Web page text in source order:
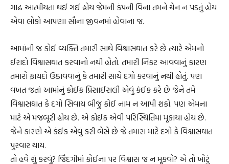
ગાઢ આત્મીયતા થઈ ગઈ હોય જેમની કંપની વિના તમને ચેન ન પડતું હોય
એવા લોકો આપણા સૌના જીવનમાં હોવાના જ.
આમાંની જ કોઈ વ્યક્તિ તમારી સાથે વિશ્વાસઘાત કરે છે ત્યારે એમનો
ઈરાદો વિશ્વાસઘાત કરવાનો નથી હોતો. તમારી નિકટ આવવાનું કારણ
તમારો ફાયદો ઉઠાવવાનું કે તમારી સાથે દગો કરવાનું નથી હોતું. પણ
વખત જતાં આમાંનું કોઈક પ્રિસાઈસલી એવું કંઈક કરે છે જેને તમે
વિશ્વાસઘાત કે દગો સિવાય બીજું કોઈ નામ ન આપી શકો. પણ એમના
માટે એ મજબૂરી હોય છે. એ કોઈક એવી પરિસ્થિતિમાં મૂકાયા હોય છે.
જેને કારણે એ કંઈક એવું કરી બેસે છે જે તમારા માટે દગો કે વિશ્વાસઘાત
પુરવાર થાય.
તો હવે શું કરવું? જિંદગીમાં કોઈના પર વિશ્વાસ જ ન મૂકવો? એ તો ખોટું